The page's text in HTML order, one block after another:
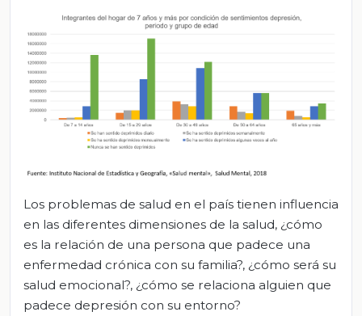
Los problemas de salud en el país tienen influencia
en las diferentes dimensiones de la salud, ¿cómo
es la relación de una persona que padece una
enfermedad crónica con su familia?, ¿cómo será su
salud emocional?, ¿cómo se relaciona alguien que
padece depresión con su entorno?